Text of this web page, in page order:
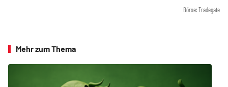
Börse: Tradegate
Mehr zum Thema